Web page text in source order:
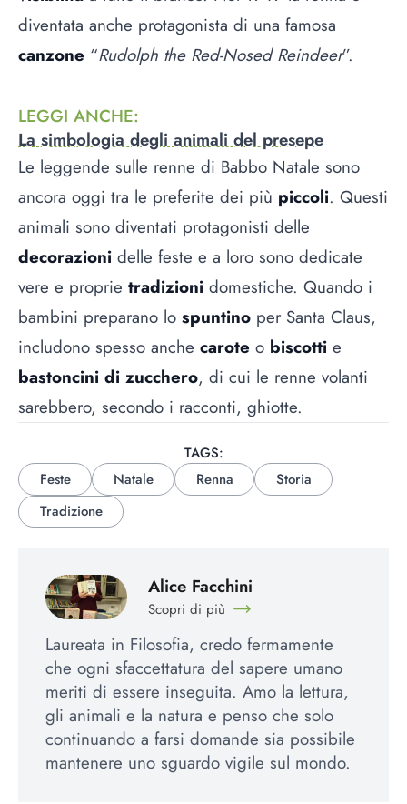
diventata anche protagonista di una famosa
canzone “Rudolph the Red-Nosed Reindeer”.
LEGGI ANCHE:
La simbologia degli animali del presepe
Le leggende sulle renne di Babbo Natale sono
ancora oggi tra le preferite dei più piccoli. Questi
animali sono diventati protagonisti delle
decorazioni delle feste e a loro sono dedicate
vere e proprie tradizioni domestiche. Quando i
bambini preparano lo spuntino per Santa Claus,
includono spesso anche carote o biscotti e
bastoncini di zucchero, di cui le renne volanti
sarebbero, secondo i racconti, ghiotte.
TAGS:
Feste
Natale Renna
Storia
Tradizione
Alice Facchini
Scopri di più
Laureata in Filosofia, credo fermamente
che ogni sfaccettatura del sapere umano
meriti di essere inseguita. Amo la lettura,
gli animali e la natura e penso che solo
continuando a farsi domande sia possibile
mantenere uno sguardo vigile sul mondo.